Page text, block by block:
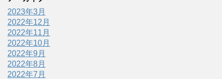
2023年3月
2022年12月
2022年11月
2022年10月
2022年9月
2022年8月
2022年7月